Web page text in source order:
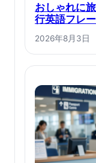
おしゃれに
行英語フレ
2026年8月3日